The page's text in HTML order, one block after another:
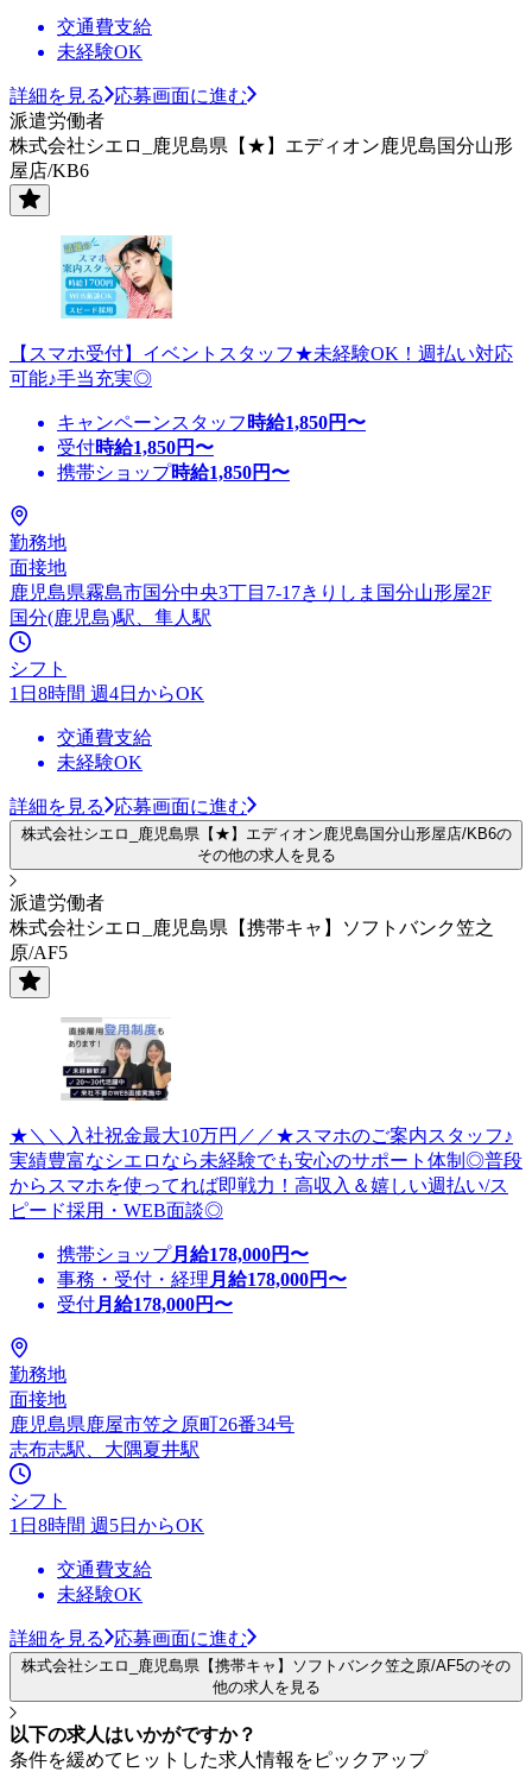
交通費支給
未経験OK
詳細を見る
応募画面に進む
派遣労働者
株式会社シエロ_鹿児島県【★】エディオン鹿児島国分山形
屋店/KB6
【スマホ受付】イベントスタッフ★未経験OK！週払い対応
可能♪手当充実◎
キャンペーンスタッフ 時給1,850円〜
受付時給1,850円〜
携帯ショップ時給1,850円〜
勤務地
面接地
鹿児島県霧島市国分中央3丁目7-17きりしま国分山形屋2F
国分(鹿児島)駅、隼人駅
シフト
1日8時間 週4日からOK
交通費支給
未経験OK
詳細を見る 応募画面に進む
株式会社シエロ_鹿児島県【★】エディオン鹿児島国分山形屋店/KB6の
その他の求人を見る
派遣労働者
株式会社シエロ_鹿児島県【携帯キャ】ソフトバンク笠之
原/AF5
★＼＼入社祝金最大10万円／／★スマホのご案内スタッフ♪
実績豊富なシエロなら未経験でも安心のサポート体制◎普段
からスマホを使ってれば即戦力！高収入＆嬉しい週払い/ス
ピード採用・WEB面談◎
携帯ショップ月給178,000円〜
事務・受付・経理 月給178,000円〜
受付月給178,000円〜
勤務地
面接地
鹿児島県鹿屋市笠之原町26番34号
志布志駅、大隅夏井駅
シフト
1日8時間 週5日からOK
交通費支給
未経験OK
詳細を見る 応募画面に進む
株式会社シエロ_鹿児島県【携帯キャ】ソフトバンク笠之原/AF5のその
他の求人を見る
以下の求人はいかがですか？
条件を緩めてヒットした求人情報をピックアップ